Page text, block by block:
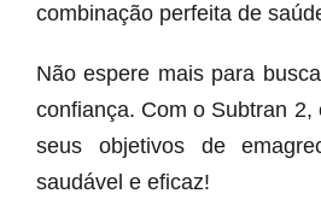
combinação perfeita de
Não espere mais para
confiança. Com o Subtran
seus objetivos de
saudável e eficaz!